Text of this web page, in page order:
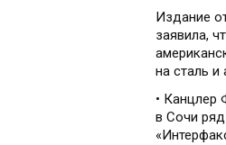
Издание
заявила,
на сталь и
• Канцлер
в Сочи